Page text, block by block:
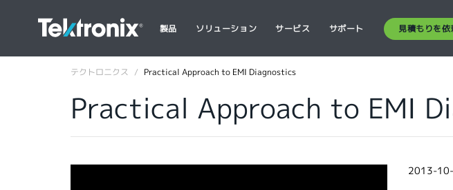
製品 ソリューション サービス サポート 見積もりを依
テクトロニクス Practical Approach to EMI Diagnostics
Practical Approach to EMI
2013-